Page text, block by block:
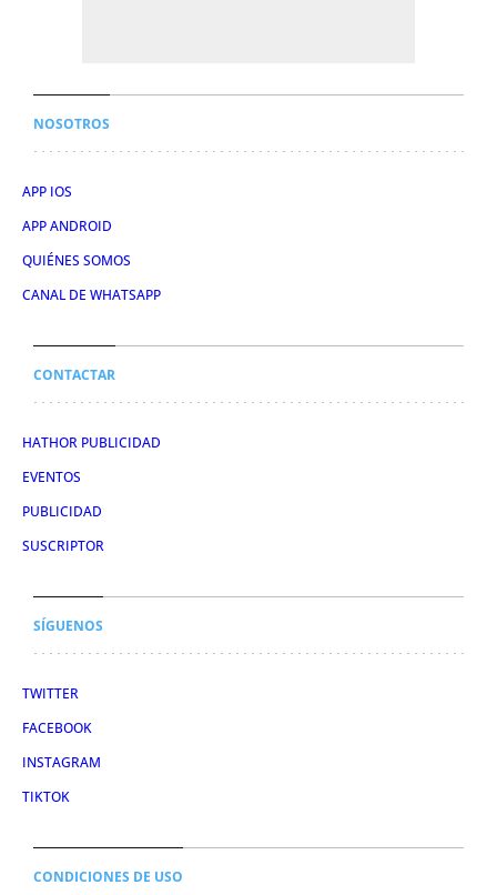
NOSOTROS
APP IOS
APP ANDROID
QUIÉNES SOMOS
CANAL DE WHATSAPP
CONTACTAR
HATHOR PUBLICIDAD
EVENTOS
PUBLICIDAD
SUSCRIPTOR
SÍGUENOS
TWITTER
FACEBOOK
INSTAGRAM
TIKTOK
CONDICIONES DE USO